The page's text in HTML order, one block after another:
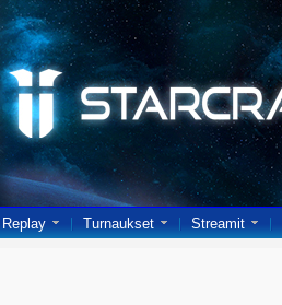
Replay Turnaukset Streamit